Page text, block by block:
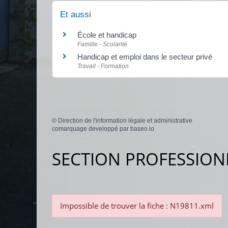
Et aussi
École et handicap
Famille - Scolarité
Handicap et emploi dans le secteur privé
Travail - Formation
© Direction de l'information légale et administrative
comarquage developpé par baseo.io
SECTION
Impossible de trouver la fiche : N19811.xml